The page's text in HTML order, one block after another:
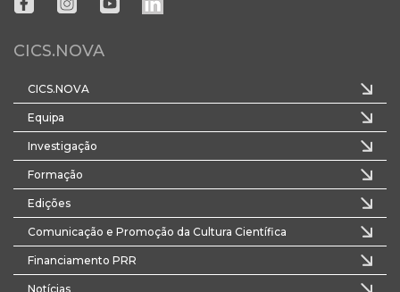
CICS.NOVA
CICS.NOVA
Equipa
Investigação
Formação
Edições
Comunicação e Promoção da Cultura Científica
Financiamento PRR
Notícias